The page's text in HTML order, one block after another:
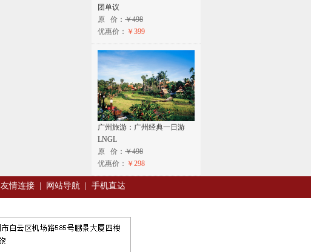
团单议
原 价： ￥498
优惠价： ￥399
广州旅游：广州经典一日游
LNGL
原 价： ￥498
优惠价： ￥298
友情连接 网站导航 手机直达